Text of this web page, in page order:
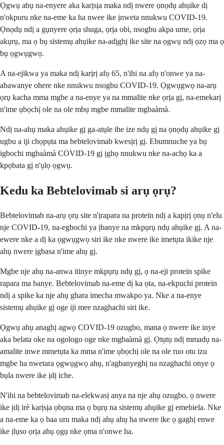
Ọgwụ ahụ na-enyere aka karịsịa maka ndị nwere ọnọdụ ahụike dị
n'okpuru nke na-eme ka ha nwee ike ịnweta nnukwu COVID-19.
Ọnọdụ ndị a gụnyere ọrịa shuga, ọrịa obi, nsogbu akpa ume, ọrịa
akụrụ, ma ọ bụ sistemụ ahụike na-adịghị ike site na ọgwụ ndị ọzọ ma ọ
bụ ọgwụgwọ.
A na-ejikwa ya maka ndị karịrị afọ 65, n'ihi na afọ n'onwe ya na-
abawanye ohere nke nnukwu nsogbu COVID-19. Ọgwụgwọ na-arụ
ọrụ kacha mma mgbe a na-enye ya na mmalite nke ọrịa gị, na-emekarị
n'ime ụbọchị ole na ole mbụ mgbe mmalite mgbaàmà.
Ndị na-ahụ maka ahụike gị ga-atụle ihe ize ndụ gị na ọnọdụ ahụike gị
ugbu a iji chọpụta ma bebtelovimab kwesịrị gị. Ebumnuche ya bụ
igbochi mgbaàmà COVID-19 gị ịghọ nnukwu nke na-achọ ka a
kpọbata gị n'ụlọ ọgwụ.
Kedu ka Bebtelovimab si arụ ọrụ?
Bebtelovimab na-arụ ọrụ site n'ịrapara na protein ndị a kapịrị ọnụ n'elu
nje COVID-19, na-egbochi ya ịbanye na mkpụrụ ndụ ahụike gị. A na-
ewere nke a dị ka ọgwụgwọ siri ike nke nwere ike imetụta ikike nje
ahụ nwere ịgbasa n'ime ahụ gị.
Mgbe nje ahụ na-anwa itinye mkpụrụ ndụ gị, ọ na-eji protein spike
rapara ma banye. Bebtelovimab na-eme dị ka ọta, na-ekpuchi protein
ndị a spike ka nje ahụ ghara imecha mwakpo ya. Nke a na-enye
sistemụ ahụike gị oge iji mee nzaghachi siri ike.
Ọgwụ ahụ anaghị agwọ COVID-19 ozugbo, mana ọ nwere ike inye
aka belata oke na ogologo oge nke mgbaàmà gị. Ọtụtụ ndị mmadụ na-
amalite inwe mmetụta ka mma n'ime ụbọchị ole na ole ruo otu izu
mgbe ha nwetara ọgwụgwọ ahụ, n'agbanyeghị na nzaghachi onye ọ
bụla nwere ike ịdị iche.
N'ihi na bebtelovimab na-elekwasị anya na nje ahụ ozugbo, ọ nwere
ike ịdị irè karịsịa ọbụna ma ọ bụrụ na sistemụ ahụike gị emebiela. Nke
a na-eme ka ọ baa uru maka ndị ahụ ahụ ha nwere ike ọ gaghị enwe
ike ịlụso ọrịa ahụ ọgụ nke ọma n'onwe ha.